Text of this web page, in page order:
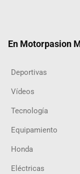
En Motorpasion
Deportivas
Vídeos
Tecnología
Equipamiento
Honda
Eléctricas